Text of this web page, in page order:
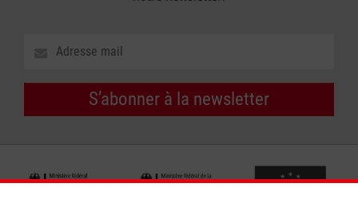
S’abonner à la newsletter